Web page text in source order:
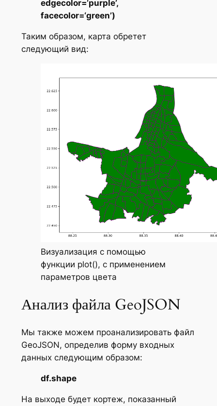
edgecolor=‘purple’,
facecolor=‘green’)
Таким образом, карта обретет
следующий вид:
Визуализация с помощью
функции plot(), с применением
параметров цвета
Анализ файла GeoJSON
Мы также можем проанализировать файл
GeoJSON, определив форму входных
данных следующим образом:
df.shape
На выходе будет кортеж, показанный